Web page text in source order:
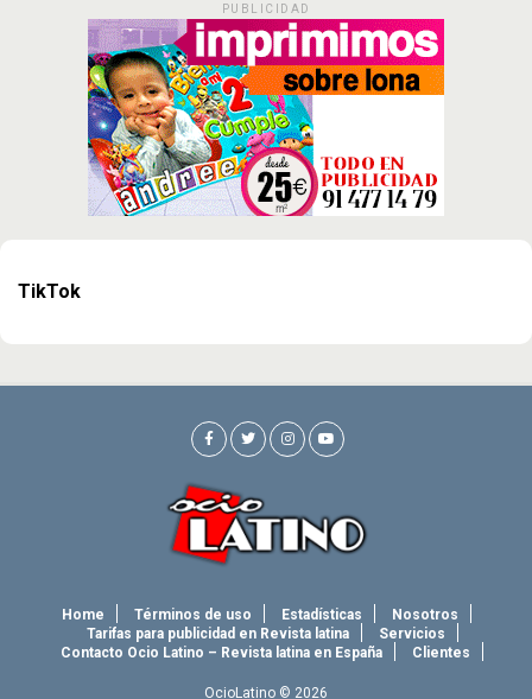
PUBLICIDAD
TikTok
Home Términos de uso Estadísticas
Nosotros
Tarifas para publicidad en Revista latina
Servicios
Contacto Ocio Latino – Revista latina en España
Clientes
OcioLatino © 2026